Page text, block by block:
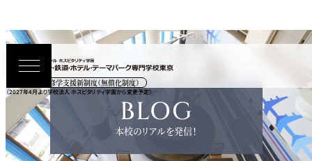
高等教育の修学支援新制度（無償化制度）
（2027年4月より学校法人 ホスピタリティ学園から変更予定）
BLOG
本校のリアルを発信！